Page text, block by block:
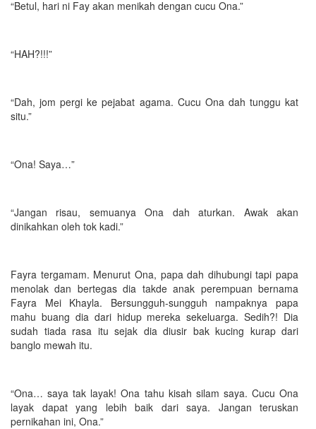
“Betul, hari ni Fay akan menikah dengan cucu Ona.”
“HAH?!!!”
“Dah, jom pergi ke pejabat agama. Cucu Ona dah tunggu kat
situ.”
“Ona! Saya…”
“Jangan risau, semuanya Ona dah aturkan. Awak akan
dinikahkan oleh tok kadi.”
Fayra tergamam. Menurut Ona, papa dah dihubungi tapi papa
menolak dan bertegas dia takde anak perempuan bernama
Fayra Mei Khayla. Bersungguh-sungguh nampaknya papa
mahu buang dia dari hidup mereka sekeluarga. Sedih?! Dia
sudah tiada rasa itu sejak dia diusir bak kucing kurap dari
banglo mewah itu.
“Ona… saya tak layak! Ona tahu kisah silam saya. Cucu Ona
layak dapat yang lebih baik dari saya. Jangan teruskan
pernikahan ini, Ona.”